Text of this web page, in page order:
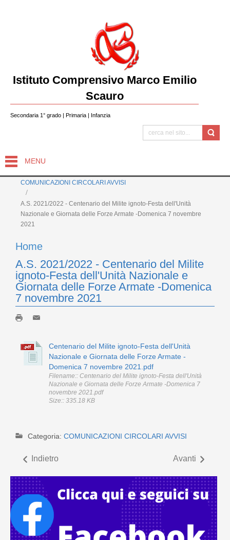
Istituto Comprensivo Marco Emilio
Scauro
Secondaria 1° grado | Primaria | Infanzia
MENU
COMUNICAZIONI CIRCOLARI AVVISI
A.S. 2021/2022 - Centenario del Milite ignoto-Festa dell'Unità
Nazionale e Giornata delle Forze Armate -Domenica 7 novembre
2021
Home
A.S. 2021/2022 - Centenario del Milite
ignoto-Festa dell'Unità Nazionale e
Giornata delle Forze Armate -Domenica
7 novembre 2021
Centenario del Milite ignoto-Festa dell'Unità
Nazionale e Giornata delle Forze Armate -
Domenica 7 novembre 2021.pdf
Filename:: Centenario del Milite ignoto-Festa dell'Unità
Nazionale e Giornata delle Forze Armate -Domenica 7
novembre 2021.pdf
Size:: 335.18 KB
Categoria: COMUNICAZIONI CIRCOLARI AVVISI
Indietro Avanti